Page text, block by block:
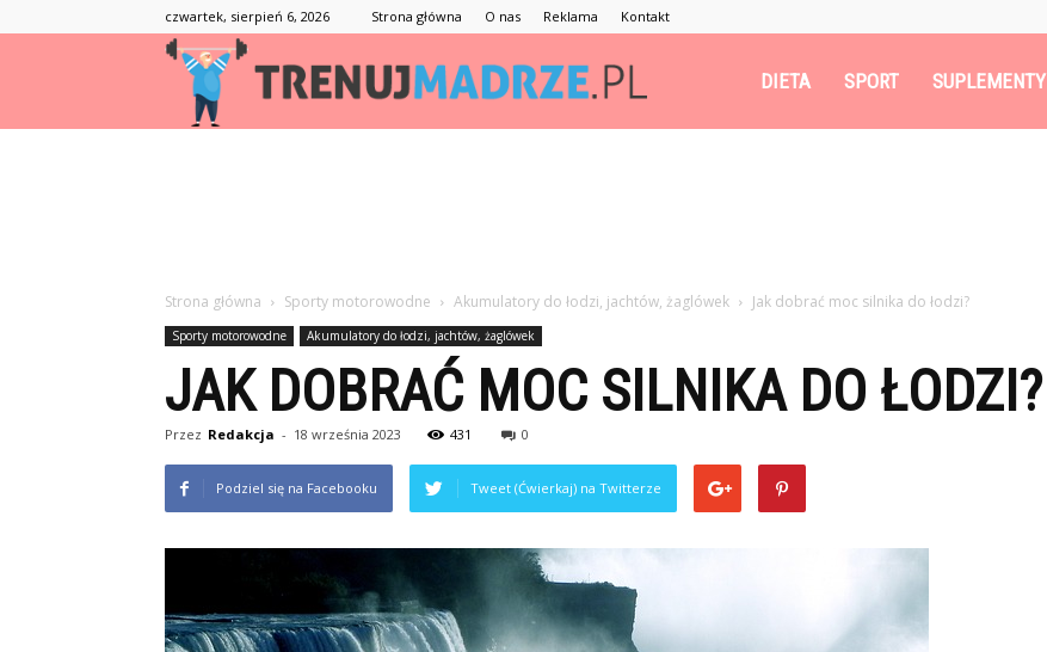
czwartek, sierpień 6, 2026 Strona główna O nas Reklama Kontakt
trenujmadrze.plDIETA SPORT SUPLEMENTY
Strona główna Sporty motorowodne Akumulatory do łodzi, jachtów, żaglówek Jak dobrać moc silnika do łodzi?
Sporty motorowodne Akumulatory do łodzi, jachtów, żaglówek
JAK DOBRAĆ MOC SILNIKA DO ŁODZI?
Przez Redakcja - 18 września 2023 431 0
Podziel się na Facebooku Tweet (Ćwierkaj) na Twitterze